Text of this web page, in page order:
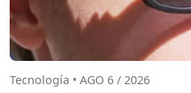
Tecnología • AGO 6 / 2026